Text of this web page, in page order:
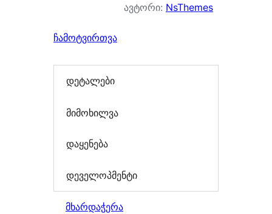
ავტორი: NsThemes
ჩამოტვირთვა
დეტალები
მიმოხილვა
დაყენება
დეველოპმენტი
მხარდაჭერა